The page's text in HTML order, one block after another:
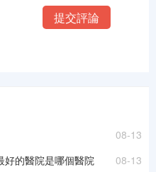
08-13
08-13
好的醫院是哪個醫院